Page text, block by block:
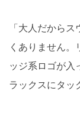
「大人だから
くありません。
ッジ系ロゴが入
ラックスにタッ